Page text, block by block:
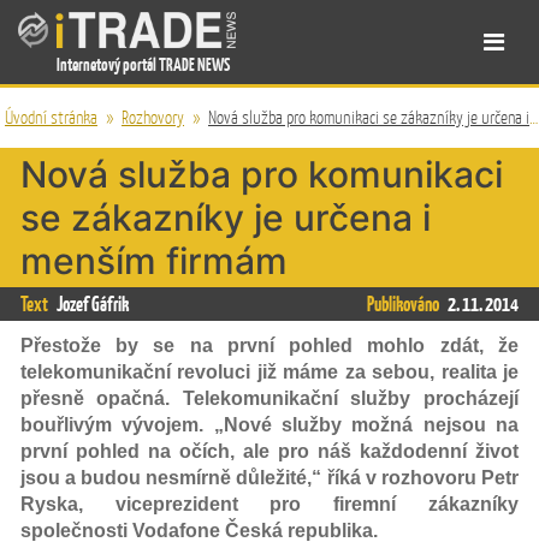
Internetový portál TRADE NEWS
Úvodní stránka » Rozhovory » Nová služba pro komunikaci se zákazníky je určena i menším firmám
Nová služba pro komunikaci
se zákazníky je určena i
menším firmám
Text Jozef Gáfrik Publikováno 2. 11. 2014
Přestože by se na první pohled mohlo zdát, že
telekomunikační revoluci již máme za sebou, realita je
přesně opačná. Telekomunikační služby procházejí
bouřlivým vývojem. „Nové služby možná nejsou na
první pohled na očích, ale pro náš každodenní život
jsou a budou nesmírně důležité,“ říká v rozhovoru Petr
Ryska, viceprezident pro firemní zákazníky
společnosti Vodafone Česká republika.